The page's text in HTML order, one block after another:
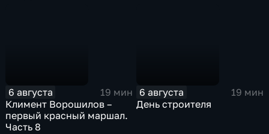
6 августа
19 мин
Климент Ворошилов –
первый красный маршал.
Часть 8
6 августа
19 мин
День строителя